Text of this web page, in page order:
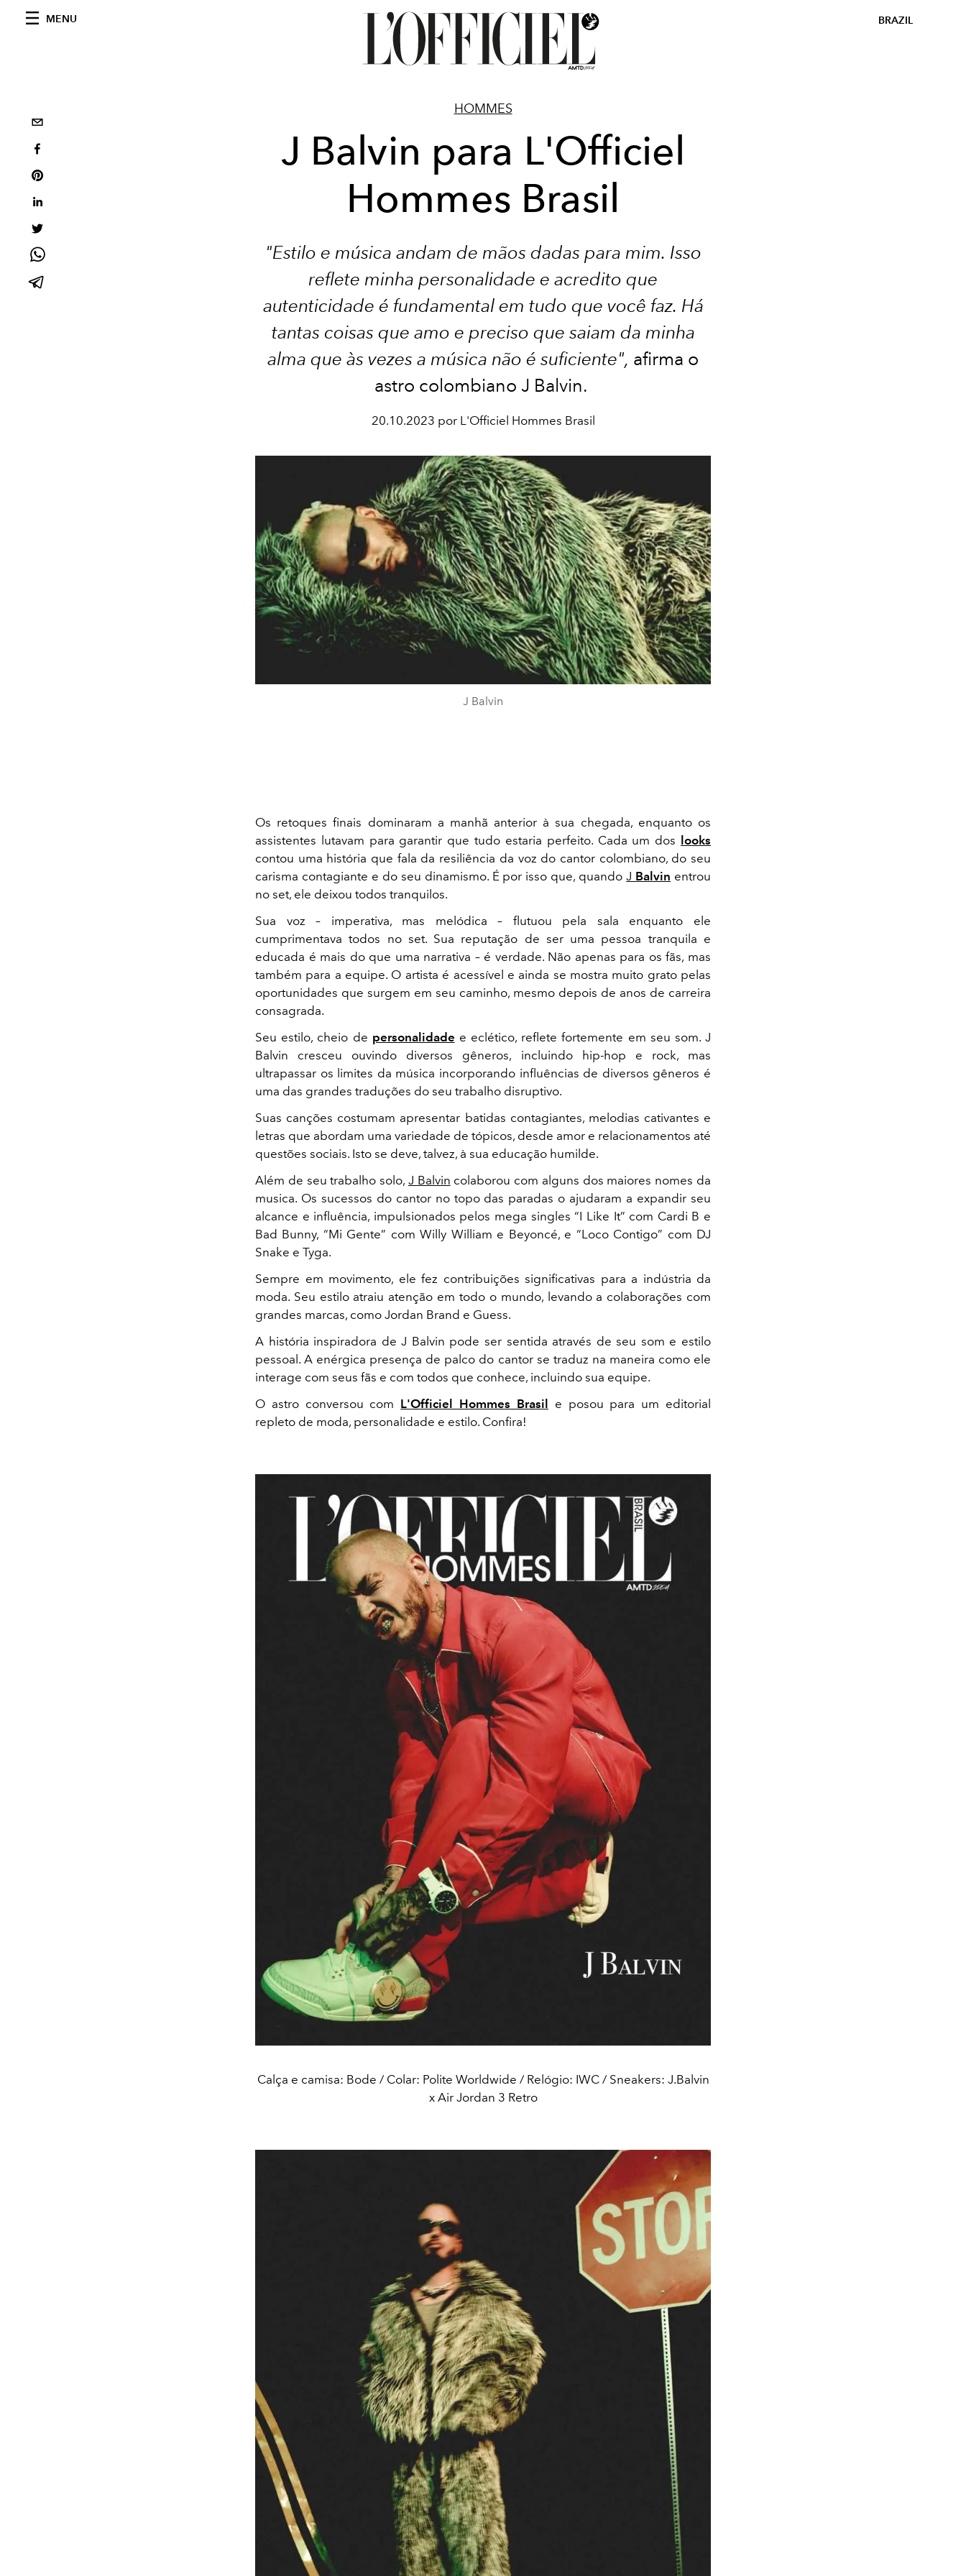
MENU BRAZIL
HOMMES
J Balvin para L'Officiel
Hommes Brasil
"Estilo e música andam de mãos dadas para mim. Isso
reflete minha personalidade e acredito que
autenticidade é fundamental em tudo que você faz. Há
tantas coisas que amo e preciso que saiam da minha
alma que às vezes a música não é suficiente", afirma o
astro colombiano J Balvin.
20.10.2023 por L'Officiel Hommes Brasil
J Balvin
Os retoques finais dominaram a manhã anterior à sua chegada, enquanto os
assistentes lutavam para garantir que tudo estaria perfeito. Cada um dos
looks
contou uma história que fala da resiliência da voz do cantor colombiano, do seu
carisma contagiante e do seu dinamismo. É por isso que, quandoJ Balvin entrou
no set, ele deixou todos tranquilos.
Sua voz – imperativa, mas melódica – flutuou pela sala enquanto ele
cumprimentava todos no set. Sua reputação de ser uma pessoa tranquila e
educada é mais do que uma narrativa – é verdade. Não apenas para os fãs, mas
também para a equipe. O artista é acessível e ainda se mostra muito grato pelas
oportunidades que surgem em seu caminho, mesmo depois de anos de carreira
consagrada.
Seu estilo, cheio de personalidade e eclético, reflete fortemente em seu som. J
Balvin cresceu ouvindo diversos gêneros, incluindo hip-hop e rock, mas
ultrapassar os limites da música incorporando influências de diversos gêneros é
uma das grandes traduções do seu trabalho disruptivo.
Suas canções costumam apresentar batidas contagiantes, melodias cativantes e
letras que abordam uma variedade de tópicos, desde amor e relacionamentos até
questões sociais. Isto se deve, talvez, à sua educação humilde.
Além de seu trabalho solo, J Balvin colaborou com alguns dos maiores nomes da
musica. Os sucessos do cantor no topo das paradas o ajudaram a expandir seu
alcance e influência, impulsionados pelos mega singles “I Like It” com Cardi B e
Bad Bunny, “Mi Gente” com Willy William e Beyoncé, e “Loco Contigo” com DJ
Snake e Tyga.
Sempre em movimento, ele fez contribuições significativas para a indústria da
moda. Seu estilo atraiu atenção em todo o mundo, levando a colaborações com
grandes marcas, como Jordan Brand e Guess.
A história inspiradora de J Balvin pode ser sentida através de seu som e estilo
pessoal. A enérgica presença de palco do cantor se traduz na maneira como ele
interage com seus fãs e com todos que conhece, incluindo sua equipe.
O astro conversou com L'Officiel Hommes Brasil
e posou para um editorial
repleto de moda, personalidade e estilo. Confira!
Calça e camisa: Bode / Colar: Polite Worldwide / Relógio: IWC / Sneakers: J.Balvin
x Air Jordan 3 Retro